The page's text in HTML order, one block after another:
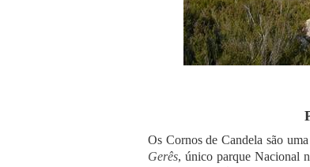
Os Cornos de Candela são
Gerês, único parque Nacional